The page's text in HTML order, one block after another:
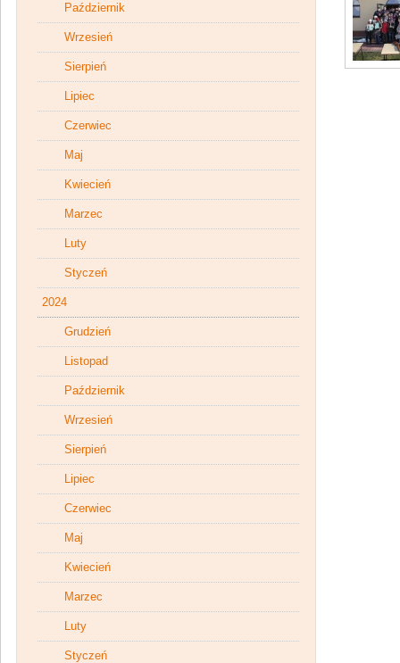
Październik
Wrzesień
Sierpień
Lipiec
Czerwiec
Maj
Kwiecień
Marzec
Luty
Styczeń
2024
Grudzień
Listopad
Październik
Wrzesień
Sierpień
Lipiec
Czerwiec
Maj
Kwiecień
Marzec
Luty
Styczeń